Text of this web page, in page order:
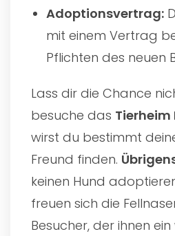
Adoptionsvertrag:
mit einem Vertrag
Pflichten des neuen
Lass dir die Chance
besuche das Tierheim
wirst du bestimmt
Freund finden.
keinen Hund
freuen sich die
Besucher, der ihnen